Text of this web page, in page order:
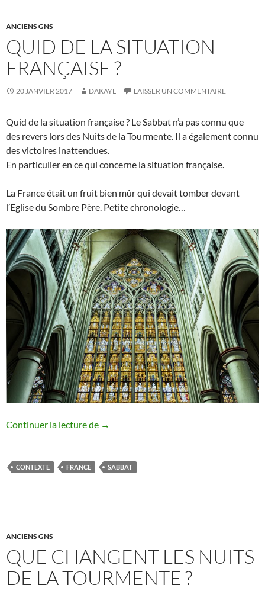
ANCIENS GNS
QUID DE LA SITUATION
FRANÇAISE ?
20 JANVIER 2017 DAKAYL LAISSER UN COMMENTAIRE
Quid de la situation française ? Le Sabbat n’a pas connu que
des revers lors des Nuits de la Tourmente. Il a également connu
des victoires inattendues.
En particulier en ce qui concerne la situation française.
La France était un fruit bien mûr qui devait tomber devant
l’Eglise du Sombre Père. Petite chronologie…
Continuer la lecture de Quid de la situation française ?
→
CONTEXTE FRANCE SABBAT
ANCIENS GNS
QUE CHANGENT LES NUITS
DE LA TOURMENTE ?